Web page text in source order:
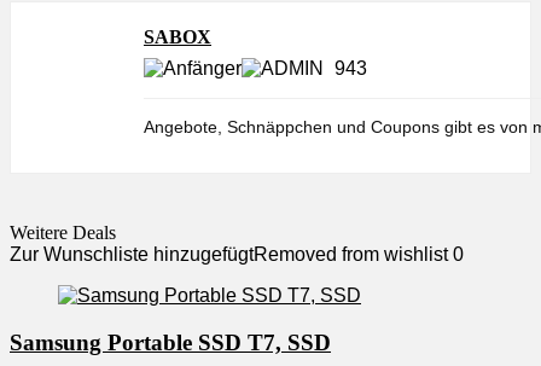
SABOX
943
Angebote, Schnäppchen und Coupons gibt es von
Weitere Deals
Zur Wunschliste hinzugefügtRemoved from wishlist 0
Samsung Portable SSD T7, SSD